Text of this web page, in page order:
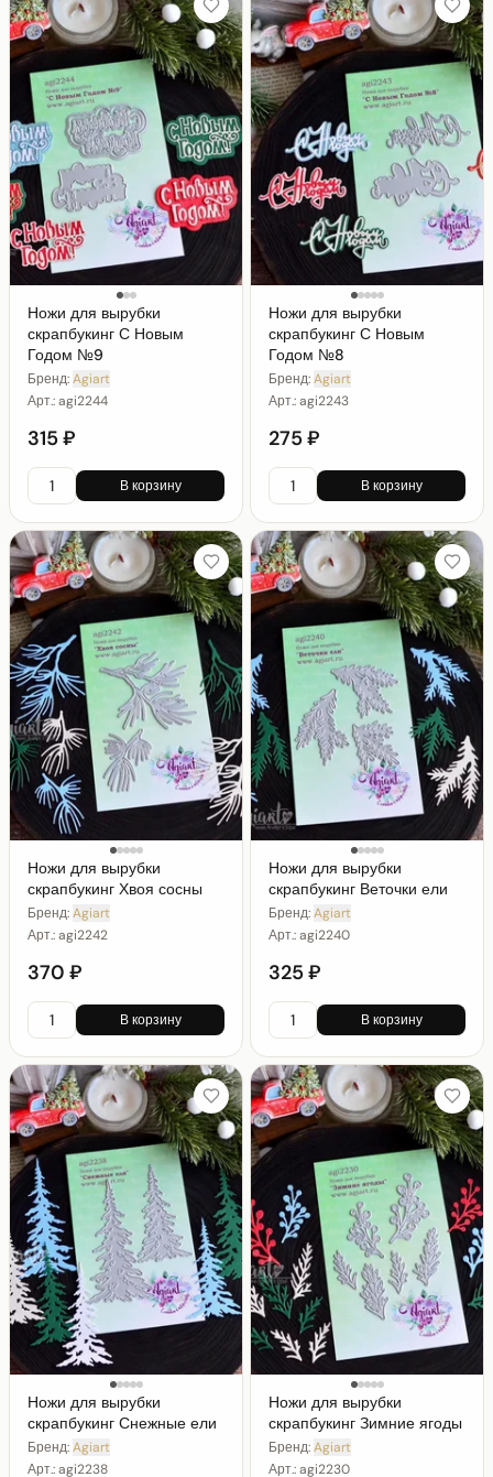
Ножи для вырубки
скрапбукинг С Новым
Годом №9
Бренд:Agiart
Арт.:agi2244
315 ₽
В корзину
Ножи для вырубки
скрапбукинг С Новым
Годом №8
Бренд:Agiart
Арт.:agi2243
275 ₽
В корзину
Ножи для вырубки
скрапбукинг Хвоя сосны
Бренд:Agiart
Арт.:agi2242
370 ₽
В корзину
Ножи для вырубки
скрапбукинг Веточки ели
Бренд:Agiart
Арт.:agi2240
325 ₽
В корзину
Ножи для вырубки
скрапбукинг Снежные ели
Бренд:Agiart
Арт.:agi2238
Ножи для вырубки
скрапбукинг Зимние ягоды
Бренд:Agiart
Арт.:agi2230